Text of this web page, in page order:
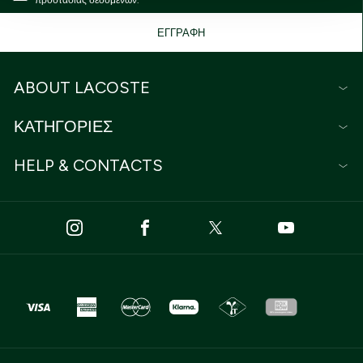
σελίδα Πολιτική cookies (link).
ΕΓΓΡΑΦΗ
ABOUT LACOSTE
ΚΑΤΗΓΟΡΙΕΣ
HELP & CONTACTS